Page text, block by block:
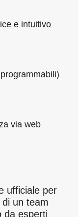
e intuitivo
via web
ufficiale per
di un team
da esperti